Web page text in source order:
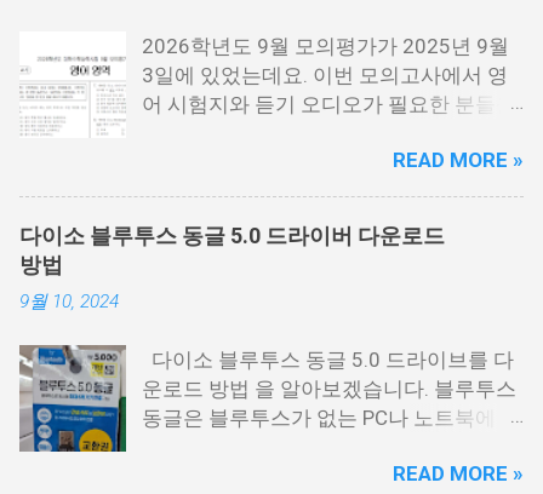
수] 수능 영어 짝수.pdf 수능 영어듣기 음성
수능 영어 정답지 수능 영어 정답지 수능
영어듣기 대본.pdf 영어듣기 대본.pdf 영어
시면 점3개를 눌르면 다운로드를 받을 수
있는 버튼이 나옵니다. 이걸 눌르시면 됩니
다. 수능 영어듣기.MP3 📌 2026학년도 수
능시험 원점수 등급컷 정리
2026학년도 9월 모의평가가 2025년 9월
3일에 있었는데요. 이번 모의고사에서 영
어 시험지와 듣기 오디오가 필요한 분들을
분들 모두 응원합니다. 이번 시험은 수능시
험전에 마지막 모의고사 시험으로 수능을
보는 분들에게 아주 중요한 시험입니다. 저
같은 경우에도 9월 시험은 수능때까지 여
답지 영어 정답지 9월 모의고사 영어 해설
지 9월 모의고사 해설지.pdf 9월 모의고사
영어음성.mp3 영어듣기.mp3 9월 모의고
https://cdn.kice.re.kr/sumo2609/index.ht
READ MORE »
다이소 블루투스 동글 5.0 드라이버 다운로드
방법
9월 10, 2024
다이소 블루투스 동글 5.0 드라이브를 다
운로드 방법 을 알아보겠습니다. 블루투스
동글은 블루투스가 없는 PC나 노트북에 연
USB 동글을 말하는데요. 저도 PC에 블루투
READ MORE »